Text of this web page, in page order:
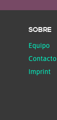
SOBRE
Equipo
Contacto
Imprint